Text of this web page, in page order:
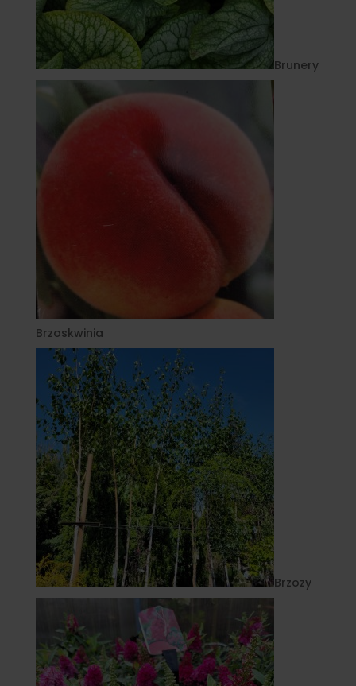
Brunery
Brzoskwinia
Brzozy